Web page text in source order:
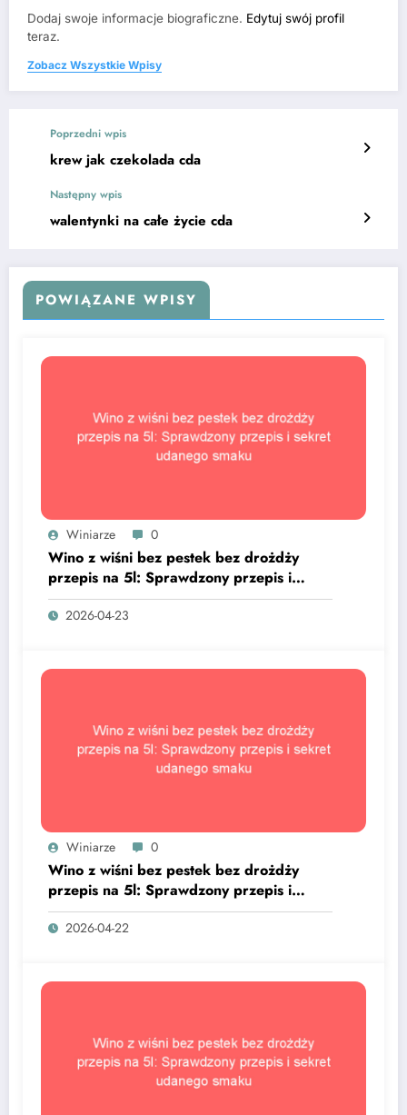
Dodaj swoje informacje biograficzne. Edytuj swój profil
teraz.
Zobacz Wszystkie Wpisy
Poprzedni wpis
krew jak czekolada cda
Następny wpis
walentynki na całe życie cda
POWIĄZANE WPISY
Winiarze 0
Wino z wiśni bez pestek bez drożdży
przepis na 5l: Sprawdzony przepis i
sekret udanego smaku
2026-04-23
Winiarze 0
Wino z wiśni bez pestek bez drożdży
przepis na 5l: Sprawdzony przepis i
sekret udanego smaku
2026-04-22